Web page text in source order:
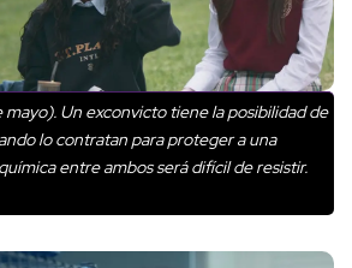
Un exconvicto tiene la posibilidad de
lo contratan para proteger a una
entre ambos será difícil de resistir.